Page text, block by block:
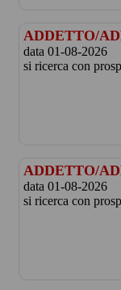
ADDETTO/
data 01-08-2026
si ricerca con
ADDETTO/
data 01-08-2026
si ricerca con